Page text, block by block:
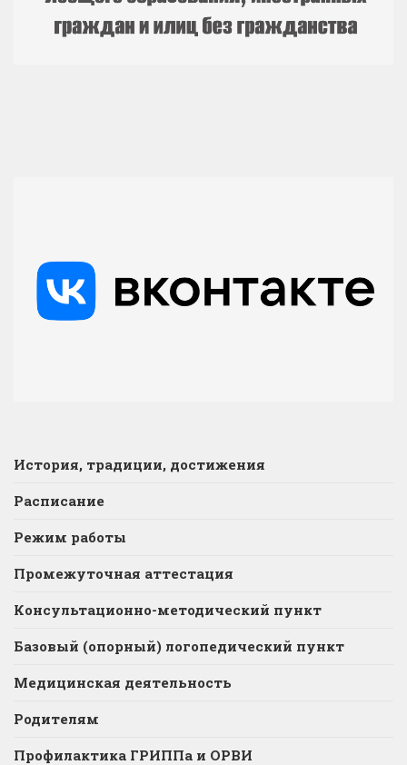
История, традиции, достижения
Расписание
Режим работы
Промежуточная аттестация
Консультационно-методический пункт
Базовый (опорный) логопедический пункт
Медицинская деятельность
Родителям
Профилактика ГРИППа и ОРВИ